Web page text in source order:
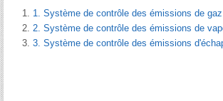
1. Système de contrôle des émissions de
2. Système de contrôle des émissions de
3. Système de contrôle des émissions